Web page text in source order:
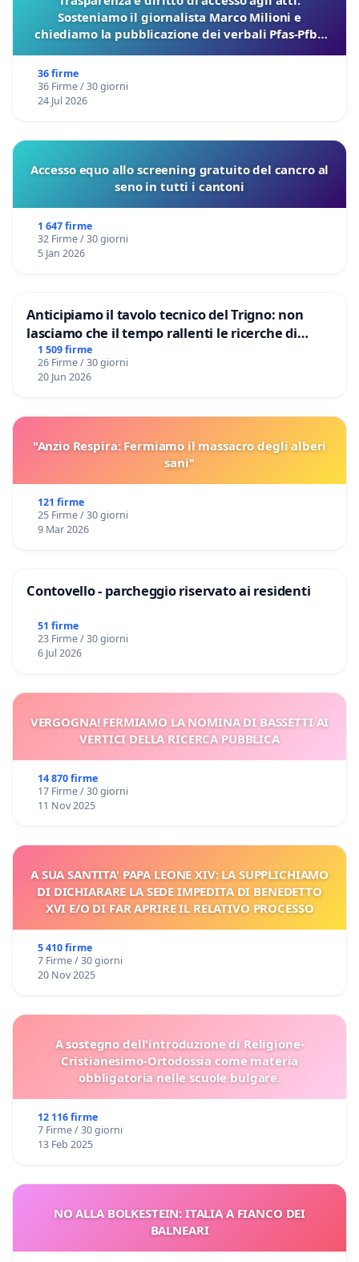
Sosteniamo il giornalista Marco Milioni e
chiediamo la pubblicazione dei verbali Pfas-Pfba
36 firme
36 Firme / 30 giorni
24 Jul 2026
Accesso equo allo screening gratuito del cancro al
seno in tutti i cantoni
1 647 firme
32 Firme / 30 giorni
5 Jan 2026
Anticipiamo il tavolo tecnico del Trigno: non
lasciamo che il tempo rallenti le ricerche di
Domenico Racanati
1 509 firme
26 Firme / 30 giorni
20 Jun 2026
"Anzio Respira: Fermiamo il massacro degli alberi
sani"
121 firme
25 Firme / 30 giorni
9 Mar 2026
Contovello - parcheggio riservato ai residenti
51 firme
23 Firme / 30 giorni
6 Jul 2026
VERGOGNA! FERMIAMO LA NOMINA DI BASSETTI AI
VERTICI DELLA RICERCA PUBBLICA
14 870 firme
17 Firme / 30 giorni
11 Nov 2025
A SUA SANTITA' PAPA LEONE XIV: LA SUPPLICHIAMO
DI DICHIARARE LA SEDE IMPEDITA DI BENEDETTO
XVI E/O DI FAR APRIRE IL RELATIVO PROCESSO
5 410 firme
7 Firme / 30 giorni
20 Nov 2025
A sostegno dell'introduzione di Religione-
Cristianesimo-Ortodossia come materia
obbligatoria nelle scuole bulgare.
12 116 firme
7 Firme / 30 giorni
13 Feb 2025
NO ALLA BOLKESTEIN: ITALIA A FIANCO DEI
BALNEARI